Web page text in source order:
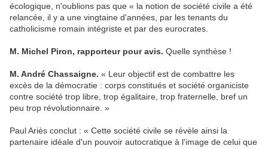
écologique, n'oublions pas que « la notion de société civile a été
relancée, il y a une vingtaine d'années, par les tenants du
catholicisme romain intégriste et par des eurocrates.
M. Michel Piron, rapporteur pour avis. Quelle synthèse !
M. André Chassaigne. « Leur objectif est de combattre les
excès de la démocratie : corps constitués et société organiciste
contre société trop libre, trop égalitaire, trop fraternelle, bref un
peu trop révolutionnaire. »
Paul Ariès conclut : « Cette société civile se révèle ainsi la
partenaire idéale d'un pouvoir autocratique à l'image de celui que